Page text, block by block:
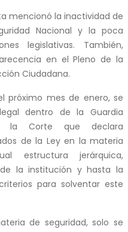
mencionó la inactividad de
Nacional y la poca
legislativas. También,
en el Pleno de la
Ciudadana.
próximo mes de enero, se
dentro de la Guardia
la Corte que declara
de la Ley en la materia
estructura jerárquica,
la institución y hasta la
para solventar este
de seguridad, solo se